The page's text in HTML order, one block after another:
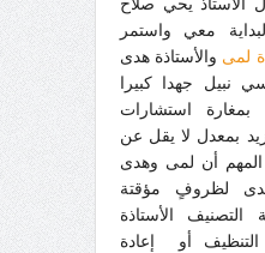
الأستاذ يحي صلاح
معي واستمر
لمى والأستاذة هدى
نبيل جهدا كبيرا
استشارات
بمعدل لا يقل عن
المهم أن لمى وهدى
لظروفٍ مؤقتة
الأستاذة
أو إعادة